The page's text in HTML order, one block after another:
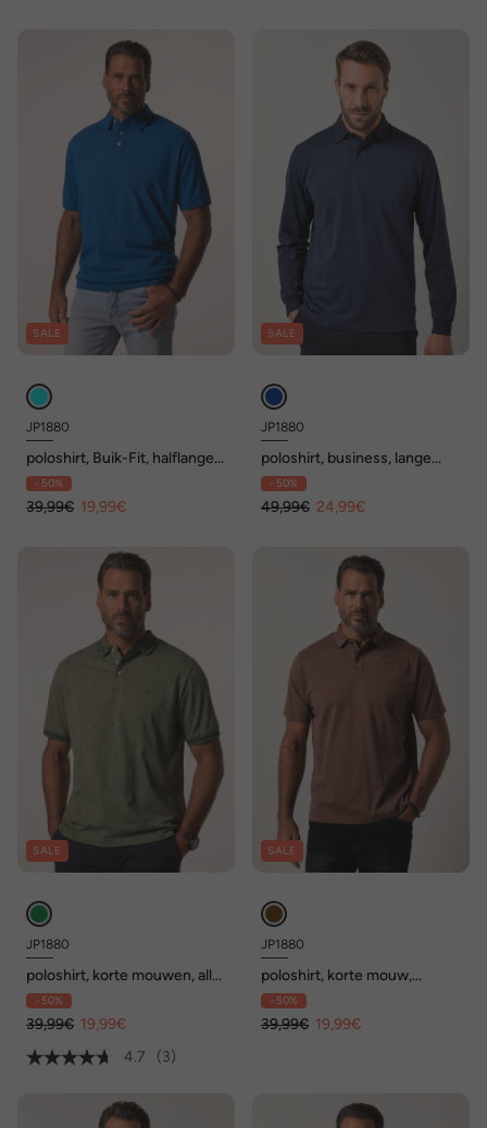
SALE
JP1880
poloshirt, Buik-Fit, halflange
mouwen, borduurwerk borst,
XXL tot 8XL
- 50%
39,99€ 19,99€
SALE
JP1880
poloshirt, business, lange
mouwen, all-overprint, tot
8XL
- 50%
49,99€ 24,99€
SALE
JP1880
poloshirt, korte mouwen, all-
overprint, tot 8XL
- 50%
39,99€ 19,99€
4.7
(3)
SALE
JP1880
poloshirt, korte mouw,
badges, vintage look, tot 8XL
- 50%
39,99€ 19,99€